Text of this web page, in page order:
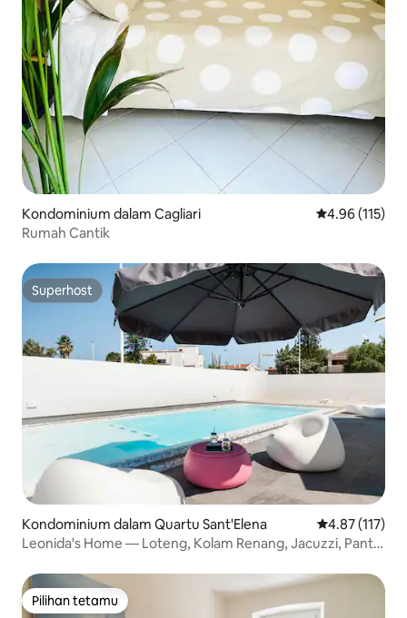
Kondominium dalam Cagliari Penarafan
4.96 (115)
Rumah Cantik
Superhost
Superhost
Kondominium dalam Quartu Sant'Elena Penarafan
4.87 (117)
Leonida's Home — Loteng, Kolam Renang, Jacuzzi, Pantai
Pilihan tetamu
Pilihan tetamu